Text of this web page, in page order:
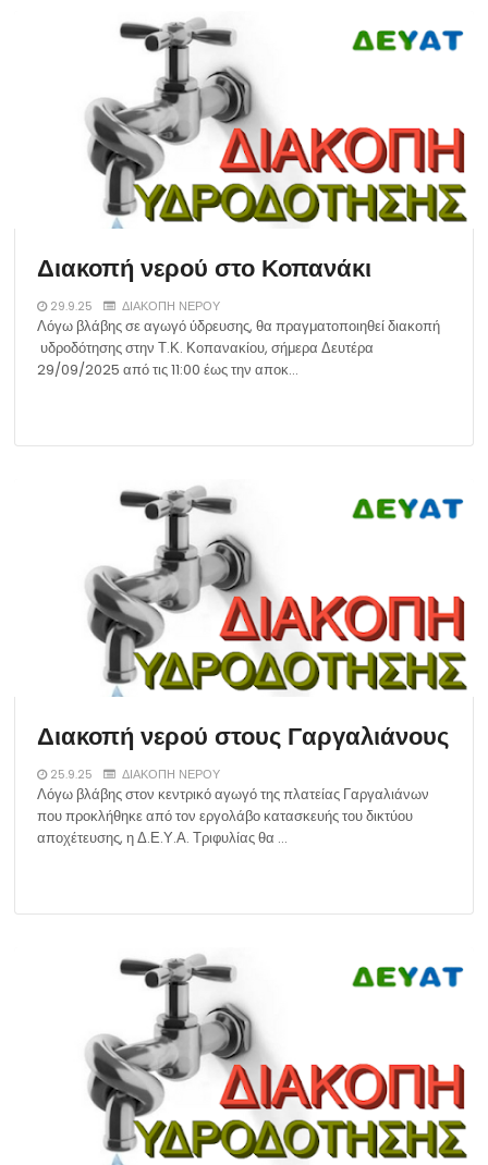
Διακοπή νερού στο Κοπανάκι
29.9.25 ΔΙΑΚΟΠΗ ΝΕΡΟΥ
Λόγω βλάβης σε αγωγό ύδρευσης, θα πραγματοποιηθεί διακοπή
υδροδότησης στην Τ.Κ. Κοπανακίου, σήμερα Δευτέρα
29/09/2025 από τις 11:00 έως την αποκ…
Διακοπή νερού στους Γαργαλιάνους
25.9.25 ΔΙΑΚΟΠΗ ΝΕΡΟΥ
Λόγω βλάβης στον κεντρικό αγωγό της πλατείας Γαργαλιάνων
που προκλήθηκε από τον εργολάβο κατασκευής του δικτύου
αποχέτευσης, η Δ.Ε.Υ.Α. Τριφυλίας θα …